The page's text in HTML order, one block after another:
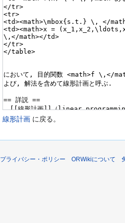
線形計画 に戻る。
プライバシー・ポリシー ORWikiについて